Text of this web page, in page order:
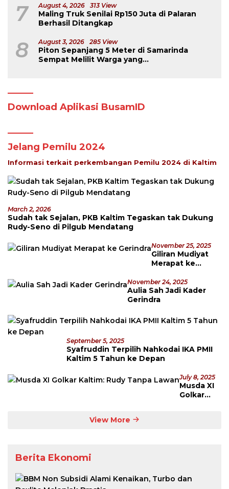
7 August 4, 2026 313 View
Maling Truk Senilai Rp150 Juta di Palaran
Berhasil Ditangkap
8 August 3, 2026 285 View
Piton Sepanjang 5 Meter di Samarinda
Sempat Melilit Warga yang
Download Aplikasi BusamID
Jelang Pemilu 2024
Informasi terkait perkembangan Pemilu 2024 di Kaltim
March 2, 2026
Sudah tak Sejalan, PKB Kaltim Tegaskan tak Dukung
Rudy-Seno di Pilgub Mendatang
November 25, 2025
Giliran Mudiyat
Merapat ke
November 24, 2025
Aulia Sah Jadi Kader
Gerindra
September 5, 2025
Syafruddin Terpilih Nahkodai IKA PMII
Kaltim 5 Tahun ke Depan
July 8, 2025
Musda XI
Golkar
View More
Berita Ekonomi